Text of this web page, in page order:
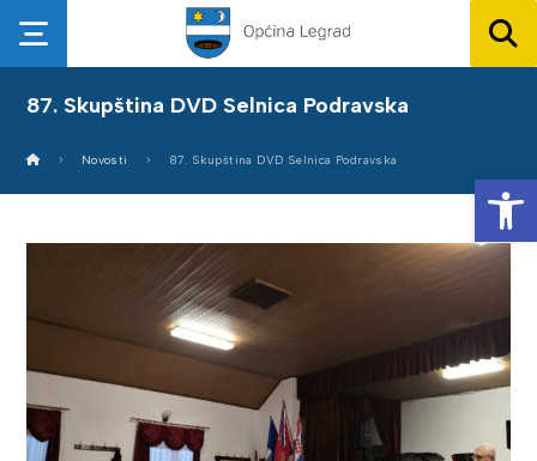
87. Skupština DVD Selnica Podravska
Novosti 87. Skupština DVD Selnica Podravska